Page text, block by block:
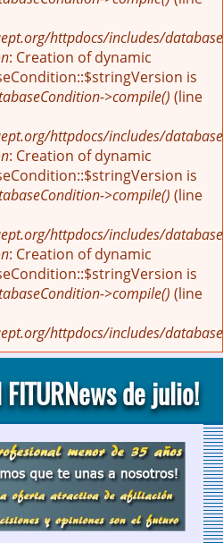
httpdocs/includes/
: Creation of dynamic
is
>compile() (line
httpdocs/includes/
: Creation of dynamic
is
>compile() (line
httpdocs/includes/
: Creation of dynamic
is
>compile() (line
httpdocs/includes/
de julio!